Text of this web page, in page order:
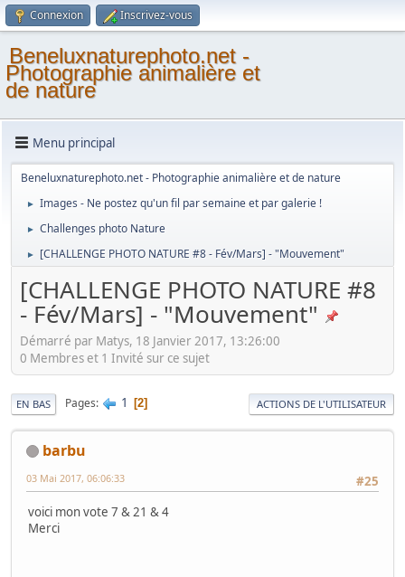
Connexion Inscrivez-vous
Beneluxnaturephoto.net -
Photographie animalière et
de nature
Menu principal
Beneluxnaturephoto.net - Photographie animalière et de nature
► Images - Ne postez qu'un fil par semaine et par galerie !
► Challenges photo Nature
► [CHALLENGE PHOTO NATURE #8 - Fév/Mars] - "Mouvement"
[CHALLENGE PHOTO NATURE #8
- Fév/Mars] - "Mouvement"
Démarré par Matys, 18 Janvier 2017, 13:26:00
0 Membres et 1 Invité sur ce sujet
EN BAS Pages 1 2 ACTIONS DE L'UTILISATEUR
barbu
#25
03 Mai 2017, 06:06:33
voici mon vote 7 & 21 & 4
Merci